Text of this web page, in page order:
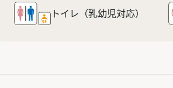
トイレ （乳幼児対応）